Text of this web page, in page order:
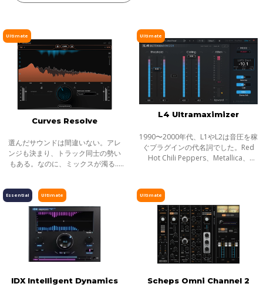
すべて
イコライザー
ダイナミクス
ボーカル
マスタリング
サチュレーション／ディストーション
モジュレーション
ピッチ／タイムシフト
ディレイ／リバーブ
エフェクト
インストゥルメント
ギター／ベース
メーター
Ultimate
Curves Resolve
選んだサウンドは間違いない。アレ
ンジも決まり、トラック同士の勢い
もある。なのに、ミックスが濁る...
れが音のマスキングと言われる現象
です。
Ultimate
L4 Ultramaximizer
1990〜2000年代、L1やL2は音圧を稼
ぐプラグインの代名詞でした。Red
Hot Chili Peppers、Metallica、
巻しました。しかし今、音楽は単な
Ultimate
Essential
IDX Intelligent Dynamics
Ultimate
Scheps Omni Channel 2